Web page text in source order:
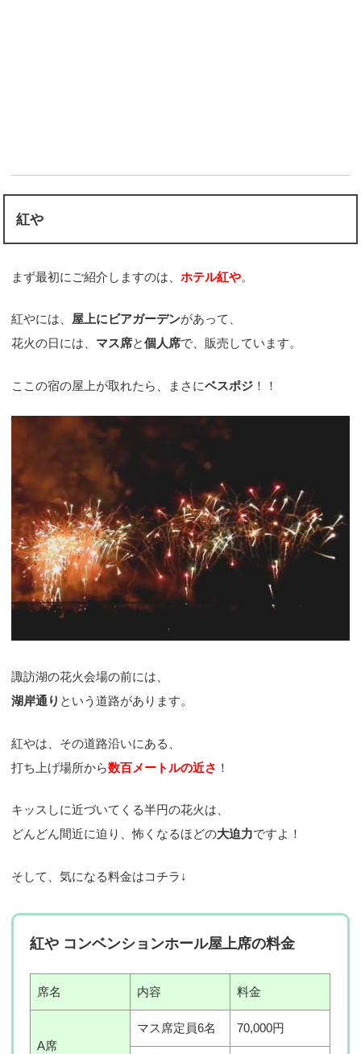
紅や
まず最初にご紹介しますのは、ホテル紅や。
紅やには、 屋上にビアガーデンがあって、
花火の日には、 マス席と個人席で、販売しています。
ここの宿の屋上が取れたら、まさにベスポジ ！！
諏訪湖の花火会場の前には、
湖岸通り という道路があります。
紅やは、その道路沿いにある、
打ち上げ場所から数百メートルの近さ ！
キッスしに近づいてくる半円の花火は、
どんどん間近に迫り、怖くなるほどの大迫力ですよ！
そして、気になる料金はコチラ↓
紅や コンベンションホール屋上席の料金
席名 内容 料金
A席
マス席定員6名 70,000円